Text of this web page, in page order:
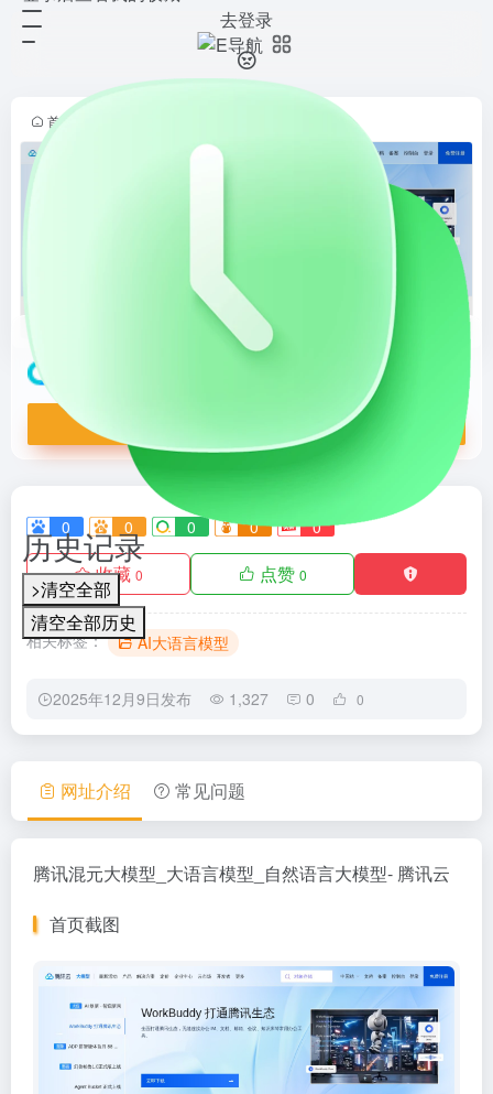
去登录
历史记录
>清空全部
清空全部历史
首页
腾讯混元大模型
0 0 0 0 0
收藏 0 点赞 0
相关标签： AI大语言模型
2025年12月9日发布 1,327 0 0
腾讯混元大模型_大语言模型_自然
语言大模型- 腾讯云
网址介绍 常见问题
腾讯混元大模型_大语言模型_自然语言大模型- 腾讯云
首页截图